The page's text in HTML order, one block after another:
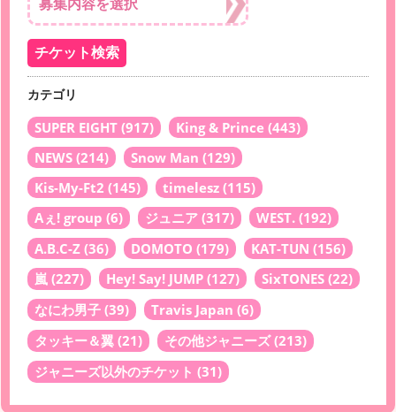
カテゴリ
SUPER EIGHT (917) King & Prince (443)
NEWS (214) Snow Man (129)
Kis-My-Ft2 (145) timelesz (115)
Aぇ! group (6) ジュニア (317) WEST. (192)
A.B.C-Z (36) DOMOTO (179) KAT-TUN (156)
嵐 (227) Hey! Say! JUMP (127) SixTONES (22)
なにわ男子 (39) Travis Japan (6)
タッキー＆翼 (21) その他ジャニーズ(213)
ジャニーズ以外のチケット (31)